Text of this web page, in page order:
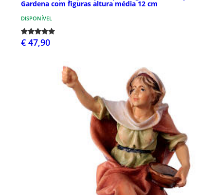
Gardena com figuras altura média 12 cm
DISPONÍVEL
€ 47,90